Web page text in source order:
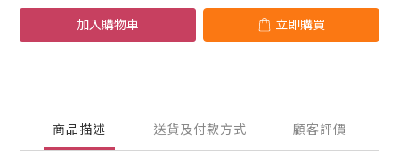
加入購物車 立即購買
商品描述 送貨及付款方式 顧客評價